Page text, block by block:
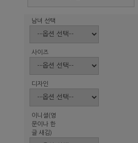
남녀 선택
사이즈
디자인
이니셜(영
문이나 한
글 새김)